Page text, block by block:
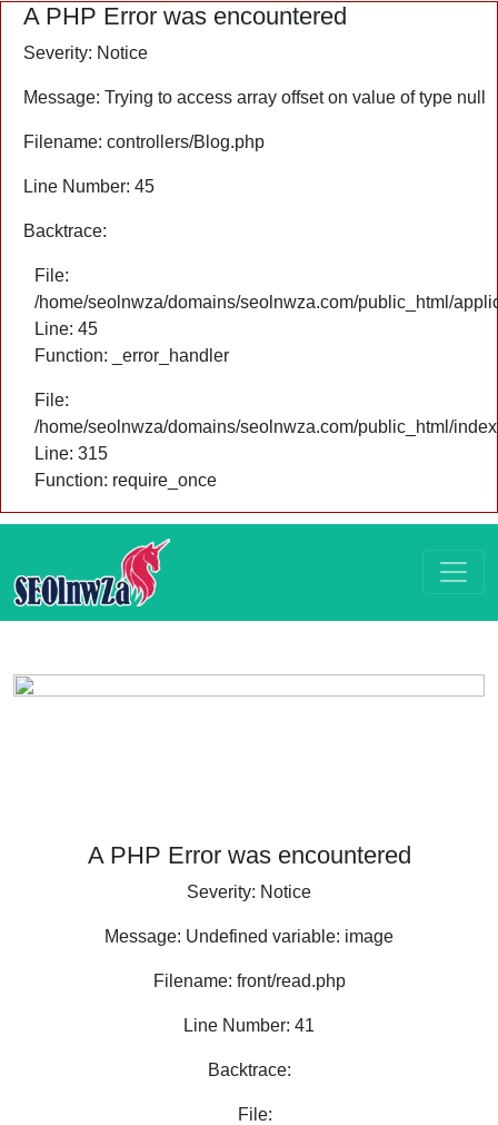
A PHP Error was encountered
Severity: Notice
Message: Trying to access array offset on value of type null
Filename: controllers/Blog.php
Line Number: 45
Backtrace:
File:
/home/seolnwza/domains/seolnwza.com/public_html/
Line: 45
Function: _error_handler
File:
/home/seolnwza/domains/seolnwza.com/public_html/
Line: 315
Function: require_once
A PHP Error was encountered
Severity: Notice
Message: Undefined variable: image
Filename: front/read.php
Line Number: 41
Backtrace:
File: